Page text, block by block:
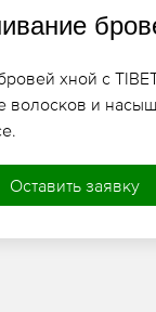
хной с
волосков и
Оставить заявку